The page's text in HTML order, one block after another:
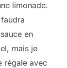
limonade.
en
mais je
régale avec